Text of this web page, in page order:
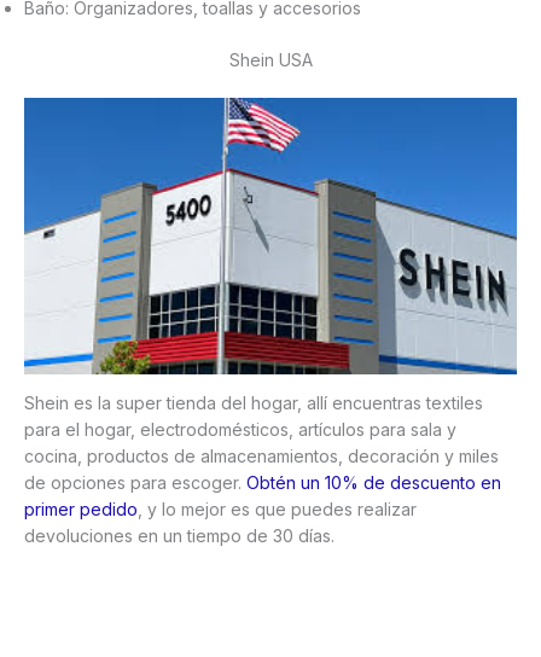
Baño: Organizadores, toallas y accesorios
Shein USA
Shein es la super tienda del hogar, allí encuentras textiles
para el hogar, electrodomésticos, artículos para sala y
cocina, productos de almacenamientos, decoración y miles
de opciones para escoger. Obtén un 10% de descuento en
primer pedido , y lo mejor es que puedes realizar
devoluciones en un tiempo de 30 días.